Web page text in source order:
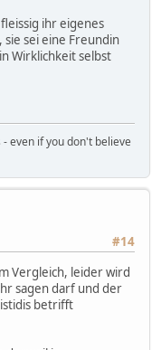
ihr eigenes
sei eine Freundin
Wirklichkeit selbst
even if you don't believe
#14
Vergleich, leider wird
sagen darf und der
betrifft